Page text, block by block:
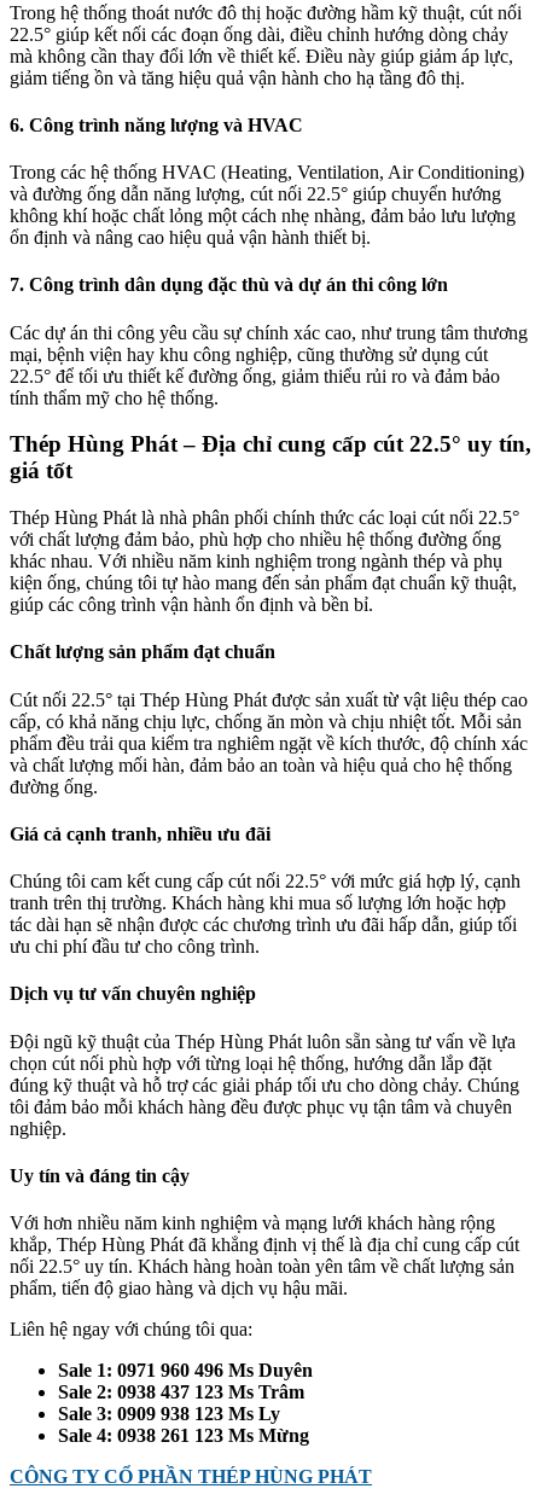
Trong hệ thống thoát nước đô thị hoặc đường hầm kỹ thuật, cút nối
22.5° giúp kết nối các đoạn ống dài, điều chỉnh hướng dòng chảy
mà không cần thay đổi lớn về thiết kế. Điều này giúp giảm áp lực,
giảm tiếng ồn và tăng hiệu quả vận hành cho hạ tầng đô thị.
6. Công trình năng lượng và HVAC
Trong các hệ thống HVAC (Heating, Ventilation, Air Conditioning)
và đường ống dẫn năng lượng, cút nối 22.5° giúp chuyển hướng
không khí hoặc chất lỏng một cách nhẹ nhàng, đảm bảo lưu lượng
ổn định và nâng cao hiệu quả vận hành thiết bị.
7. Công trình dân dụng đặc thù và dự án thi công lớn
Các dự án thi công yêu cầu sự chính xác cao, như trung tâm thương
mại, bệnh viện hay khu công nghiệp, cũng thường sử dụng cút
22.5° để tối ưu thiết kế đường ống, giảm thiểu rủi ro và đảm bảo
tính thẩm mỹ cho hệ thống.
Thép Hùng Phát – Địa chỉ cung cấp cút 22.5° uy tín,
giá tốt
Thép Hùng Phát là nhà phân phối chính thức các loại cút nối 22.5°
với chất lượng đảm bảo, phù hợp cho nhiều hệ thống đường ống
khác nhau. Với nhiều năm kinh nghiệm trong ngành thép và phụ
kiện ống, chúng tôi tự hào mang đến sản phẩm đạt chuẩn kỹ thuật,
giúp các công trình vận hành ổn định và bền bỉ.
Chất lượng sản phẩm đạt chuẩn
Cút nối 22.5° tại Thép Hùng Phát được sản xuất từ vật liệu thép cao
cấp, có khả năng chịu lực, chống ăn mòn và chịu nhiệt tốt. Mỗi sản
phẩm đều trải qua kiểm tra nghiêm ngặt về kích thước, độ chính xác
và chất lượng mối hàn, đảm bảo an toàn và hiệu quả cho hệ thống
đường ống.
Giá cả cạnh tranh, nhiều ưu đãi
Chúng tôi cam kết cung cấp cút nối 22.5° với mức giá hợp lý, cạnh
tranh trên thị trường. Khách hàng khi mua số lượng lớn hoặc hợp
tác dài hạn sẽ nhận được các chương trình ưu đãi hấp dẫn, giúp tối
ưu chi phí đầu tư cho công trình.
Dịch vụ tư vấn chuyên nghiệp
Đội ngũ kỹ thuật của Thép Hùng Phát luôn sẵn sàng tư vấn về lựa
chọn cút nối phù hợp với từng loại hệ thống, hướng dẫn lắp đặt
đúng kỹ thuật và hỗ trợ các giải pháp tối ưu cho dòng chảy. Chúng
tôi đảm bảo mỗi khách hàng đều được phục vụ tận tâm và chuyên
nghiệp.
Uy tín và đáng tin cậy
Với hơn nhiều năm kinh nghiệm và mạng lưới khách hàng rộng
khắp, Thép Hùng Phát đã khẳng định vị thế là địa chỉ cung cấp cút
nối 22.5° uy tín. Khách hàng hoàn toàn yên tâm về chất lượng sản
phẩm, tiến độ giao hàng và dịch vụ hậu mãi.
Liên hệ ngay với chúng tôi qua:
Sale 1: 0971 960 496 Ms Duyên
Sale 2: 0938 437 123 Ms Trâm
Sale 3: 0909 938 123 Ms Ly
Sale 4: 0938 261 123 Ms Mừng
CÔNG TY CỔ PHẦN THÉP HÙNG PHÁT